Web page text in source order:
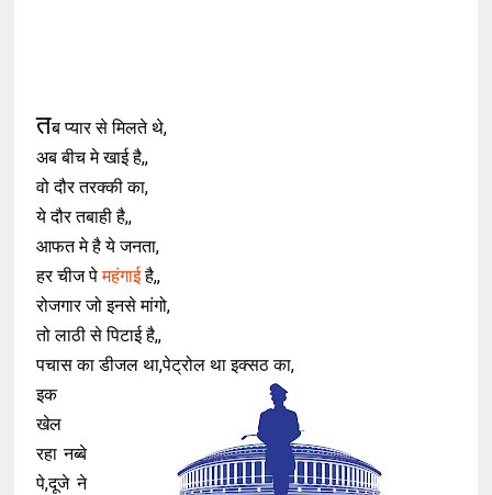
तब प्यार से मिलते थे,
अब बीच मे खाई है,,
वो दौर तरक्की का,
ये दौर तबाही है,,
आफत मे है ये जनता,
हर चीज पेमहंगाईहै,,
रोजगार जो इनसे मांगो,
तो लाठी से पिटाई है,,
पचास का डीजल था,पेट्रोल था इक्सठ का,
इक
खेल
रहा नब्बे
पे,दूजे ने